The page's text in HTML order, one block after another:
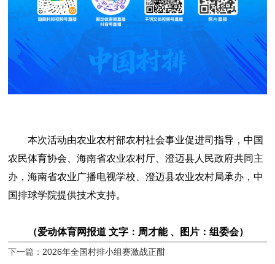
本次活动由农业农村部农村社会事业促进司指导，中国
农民体育协会、海南省农业农村厅、澄迈县人民政府共同主
办，海南省农业广播电视学校、澄迈县农业农村局承办，中
国排球学院提供技术支持。
（爱动体育网报道 文字：周才能 、图片：组委会）
下一篇：2026年全国村排小组赛激战正酣